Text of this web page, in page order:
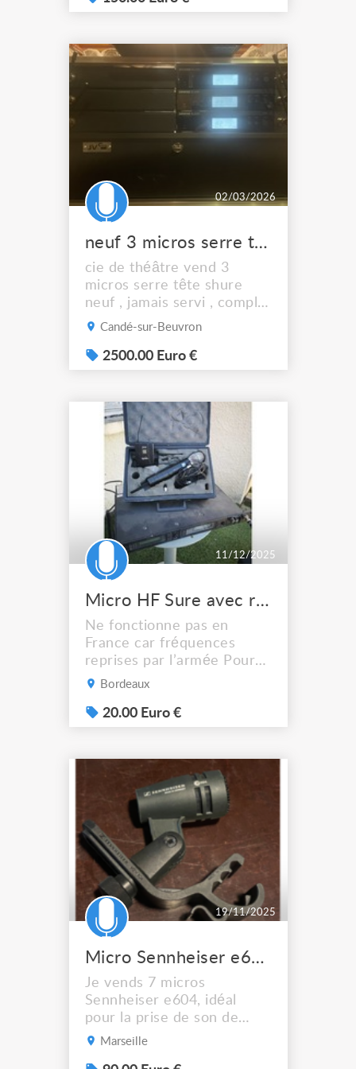
à nous contacter
02/03/2026
neuf 3 micros serre tête shure avec fly
cie de théâtre vend 3
micros serre tête shure
neuf , jamais servi , complet
avec fly
Candé-sur-Beuvron
2500.00 Euro €
11/12/2025
Micro HF Sure avec récepteur
Ne fonctionne pas en
France car fréquences
reprises par l’armée Pour
collectionneur ou utilisation
récupérer sur place à
Bordeaux
Bordeaux
20.00 Euro €
19/11/2025
Micro Sennheiser e604 parfait pour toms et caisse claire
Je vends 7 micros
Sennheiser e604, idéal
pour la prise de son de
batteries (toms, caisse
Marseille